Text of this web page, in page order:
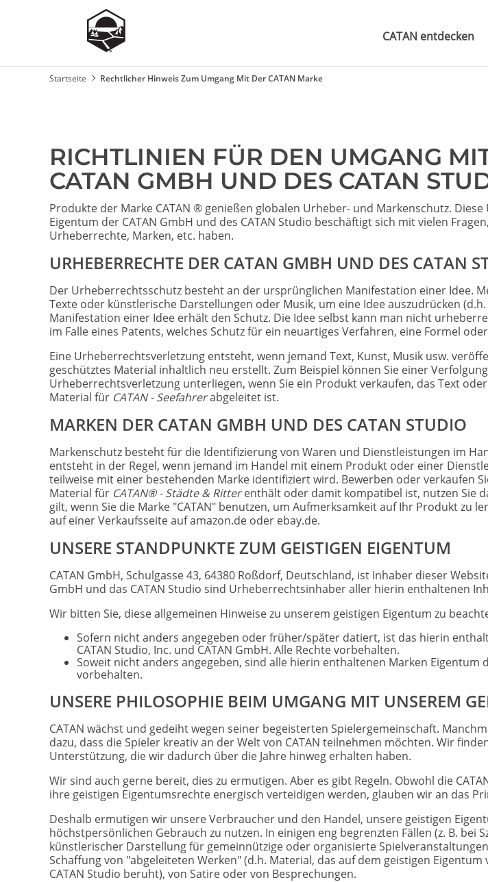
CATAN entdecken
Startseite Rechtlicher Hinweis Zum Umgang Mit Der CATAN Marke
RICHTLINIEN FÜR DEN UMGANG
CATAN GMBH UND DES CATAN
Produkte der Marke CATAN ® genießen globalen Urheber- und Markenschutz.
Eigentum der CATAN GmbH und des CATAN Studio beschäftigt sich mit vielen
Urheberrechte, Marken, etc. haben.
URHEBERRECHTE DER CATAN GMBH UND DES CATAN
Der Urheberrechtsschutz besteht an der ursprünglichen Manifestation einer Idee.
Texte oder künstlerische Darstellungen oder Musik, um eine Idee auszudrücken
Manifestation einer Idee erhält den Schutz. Die Idee selbst kann man nicht
im Falle eines Patents, welches Schutz für ein neuartiges Verfahren, eine Formel
Eine Urheberrechtsverletzung entsteht, wenn jemand Text, Kunst, Musik usw.
geschütztes Material inhaltlich neu erstellt. Zum Beispiel können Sie einer
Urheberrechtsverletzung unterliegen, wenn Sie ein Produkt verkaufen, das Text
Material für CATAN - Seefahrerabgeleitet ist.
MARKEN DER CATAN GMBH UND DES CATAN STUDIO
Markenschutz besteht für die Identifizierung von Waren und Dienstleistungen im
entsteht in der Regel, wenn jemand im Handel mit einem Produkt oder einer
teilweise mit einer bestehenden Marke identifiziert wird. Bewerben oder verkaufen
Material für CATAN® - Städte & Ritterenthält oder damit kompatibel ist, nutzen Sie
gilt, wenn Sie die Marke "CATAN" benutzen, um Aufmerksamkeit auf Ihr Produkt zu
auf einer Verkaufsseite auf amazon.de oder ebay.de.
UNSERE STANDPUNKTE ZUM GEISTIGEN EIGENTUM
CATAN GmbH, Schulgasse 43, 64380 Roßdorf, Deutschland, ist Inhaber dieser
GmbH und das CATAN Studio sind Urheberrechtsinhaber aller hierin enthaltenen
Wir bitten Sie, diese allgemeinen Hinweise zu unserem geistigen Eigentum zu
Sofern nicht anders angegeben oder früher/später datiert, ist das hierin
CATAN Studio, Inc. und CATAN GmbH. Alle Rechte vorbehalten.
Soweit nicht anders angegeben, sind alle hierin enthaltenen Marken Eigentum
vorbehalten.
UNSERE PHILOSOPHIE BEIM UMGANG MIT UNSEREM
CATAN wächst und gedeiht wegen seiner begeisterten Spielergemeinschaft.
dazu, dass die Spieler kreativ an der Welt von CATAN teilnehmen möchten. Wir
Unterstützung, die wir dadurch über die Jahre hinweg erhalten haben.
Wir sind auch gerne bereit, dies zu ermutigen. Aber es gibt Regeln. Obwohl die
ihre geistigen Eigentumsrechte energisch verteidigen werden, glauben wir an das
Deshalb ermutigen wir unsere Verbraucher und den Handel, unsere geistigen
höchstpersönlichen Gebrauch zu nutzen. In einigen eng begrenzten Fällen (z. B. bei
künstlerischer Darstellung für gemeinnützige oder organisierte
Schaffung von "abgeleiteten Werken" (d.h. Material, das auf dem geistigen Eigentum
CATAN Studio beruht), von Satire oder von Besprechungen.